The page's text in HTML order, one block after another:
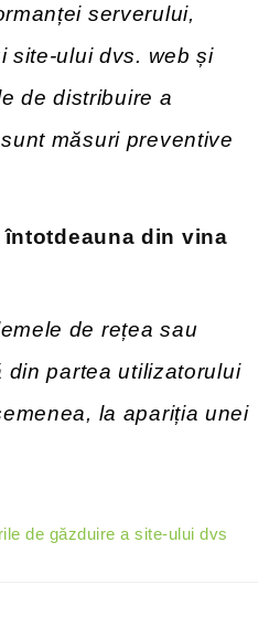
serverului,
site-ului dvs. web și
de distribuire a
măsuri preventive
întotdeauna din vina
de rețea sau
din partea utilizatorului
la apariția unei
de găzduire a site-ului dvs